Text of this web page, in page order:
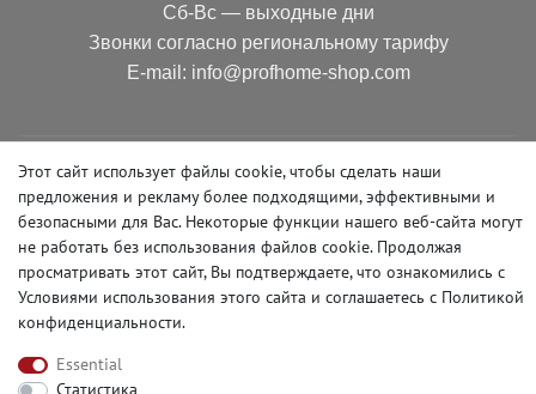
Сб-Вс — выходные дни
Звонки согласно региональному тарифу
Е-mail: info@profhome-shop.com
СПОСОБЫ ОПЛАТЫ
СЛЕДИТЕ ЗА НАМИ В СОЦСЕТЯХ
Этот сайт использует файлы cookie, чтобы сделать наши
предложения и рекламу более подходящими, эффективными и
безопасными для Вас. Некоторые функции нашего веб-сайта могут
не работать без использования файлов cookie. Продолжая
просматривать этот сайт, Вы подтверждаете, что ознакомились с
Условиями использования этого сайта и соглашаетесь с Политикой
конфиденциальности.
Essential
Статистика